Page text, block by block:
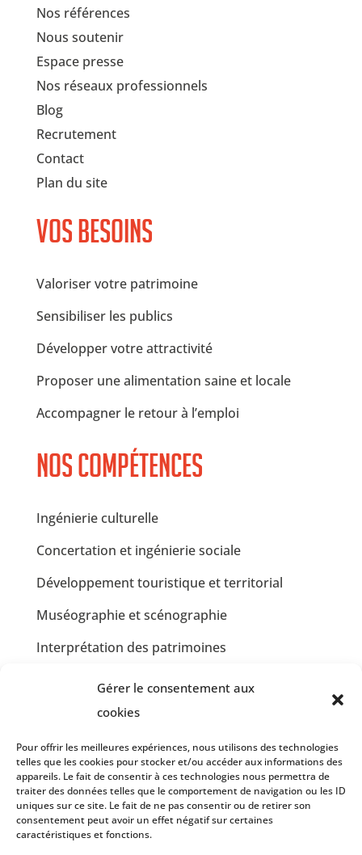
Gérer le consentement aux
cookies
Pour offrir les meilleures expériences, nous utilisons des technologies
telles que les cookies pour stocker et/ou accéder aux informations des
appareils. Le fait de consentir à ces technologies nous permettra de
traiter des données telles que le comportement de navigation ou les ID
uniques sur ce site. Le fait de ne pas consentir ou de retirer son
consentement peut avoir un effet négatif sur certaines
caractéristiques et fonctions.
Nos références
Nous soutenir
Espace presse
Nos réseaux professionnels
Blog
Recrutement
Contact
Plan du site
Vos besoins
Valoriser votre patrimoine
Sensibiliser les publics
Développer votre attractivité
Proposer une alimentation saine et locale
Accompagner le retour à l’emploi
Nos compétences
Ingénierie culturelle
Concertation et ingénierie sociale
Développement touristique et territorial
Muséographie et scénographie
Interprétation des patrimoines
Communication et design graphique
Jardins partagés et Développement Durable
Insertion professionnelle en restauration
collective
Insertion professionnelle en communication et
graphisme